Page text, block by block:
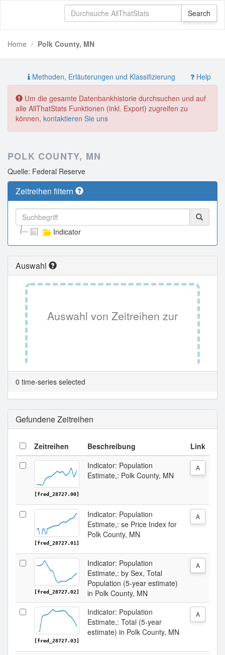
Home Polk County, MN
Methoden, Erläuterungen und Klassifizierung Help
Um die gesamte Datenbankhistorie durchsuchen und auf
alle AllThatStats Funktionen (inkl. Export) zugreifen zu
können, kontaktieren Sie uns
POLK COUNTY, MN
Quelle: Federal Reserve
Zeitreihen filtern
Indicator
Auswahl
Auswahl von Zeitreihen zur
Tabellenansicht.
0 time-series selected
Gefundene Zeitreihen
Zeitreihen Beschreibung Link
[fred_28727.00]
Indicator: Population
Estimate,: Polk County, MN
A
[fred_28727.01]
Indicator: Population
Estimate,: se Price Index for
Polk County, MN
A
[fred_28727.02]
Indicator: Population
Estimate,: by Sex, Total
Population (5-year estimate)
in Polk County, MN
A
[fred_28727.03]
Indicator: Population
Estimate,: Total (5-year
estimate) in Polk County, MN
A